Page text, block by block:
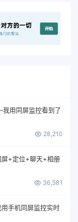
用同屏监控看到了
28,210
+定位+聊天+相册
36,581
手机同屏监控实时